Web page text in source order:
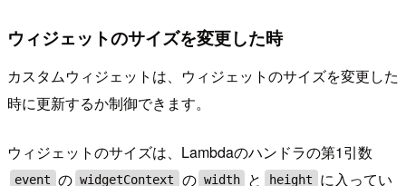
ウィジェットのサイズを変更した時
カスタムウィジェットは、ウィジェットのサイズを変更した
時に更新するか制御できます。
ウィジェットのサイズは、Lambdaのハンドラの第1引数
event の widgetContext の width と height
に入ってい